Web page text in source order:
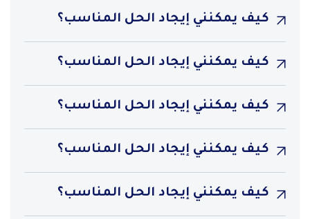
كيف يمكنني إيجاد الحل المناسب؟
كيف يمكنني إيجاد الحل المناسب؟
كيف يمكنني إيجاد الحل المناسب؟
كيف يمكنني إيجاد الحل المناسب؟
كيف يمكنني إيجاد الحل المناسب؟